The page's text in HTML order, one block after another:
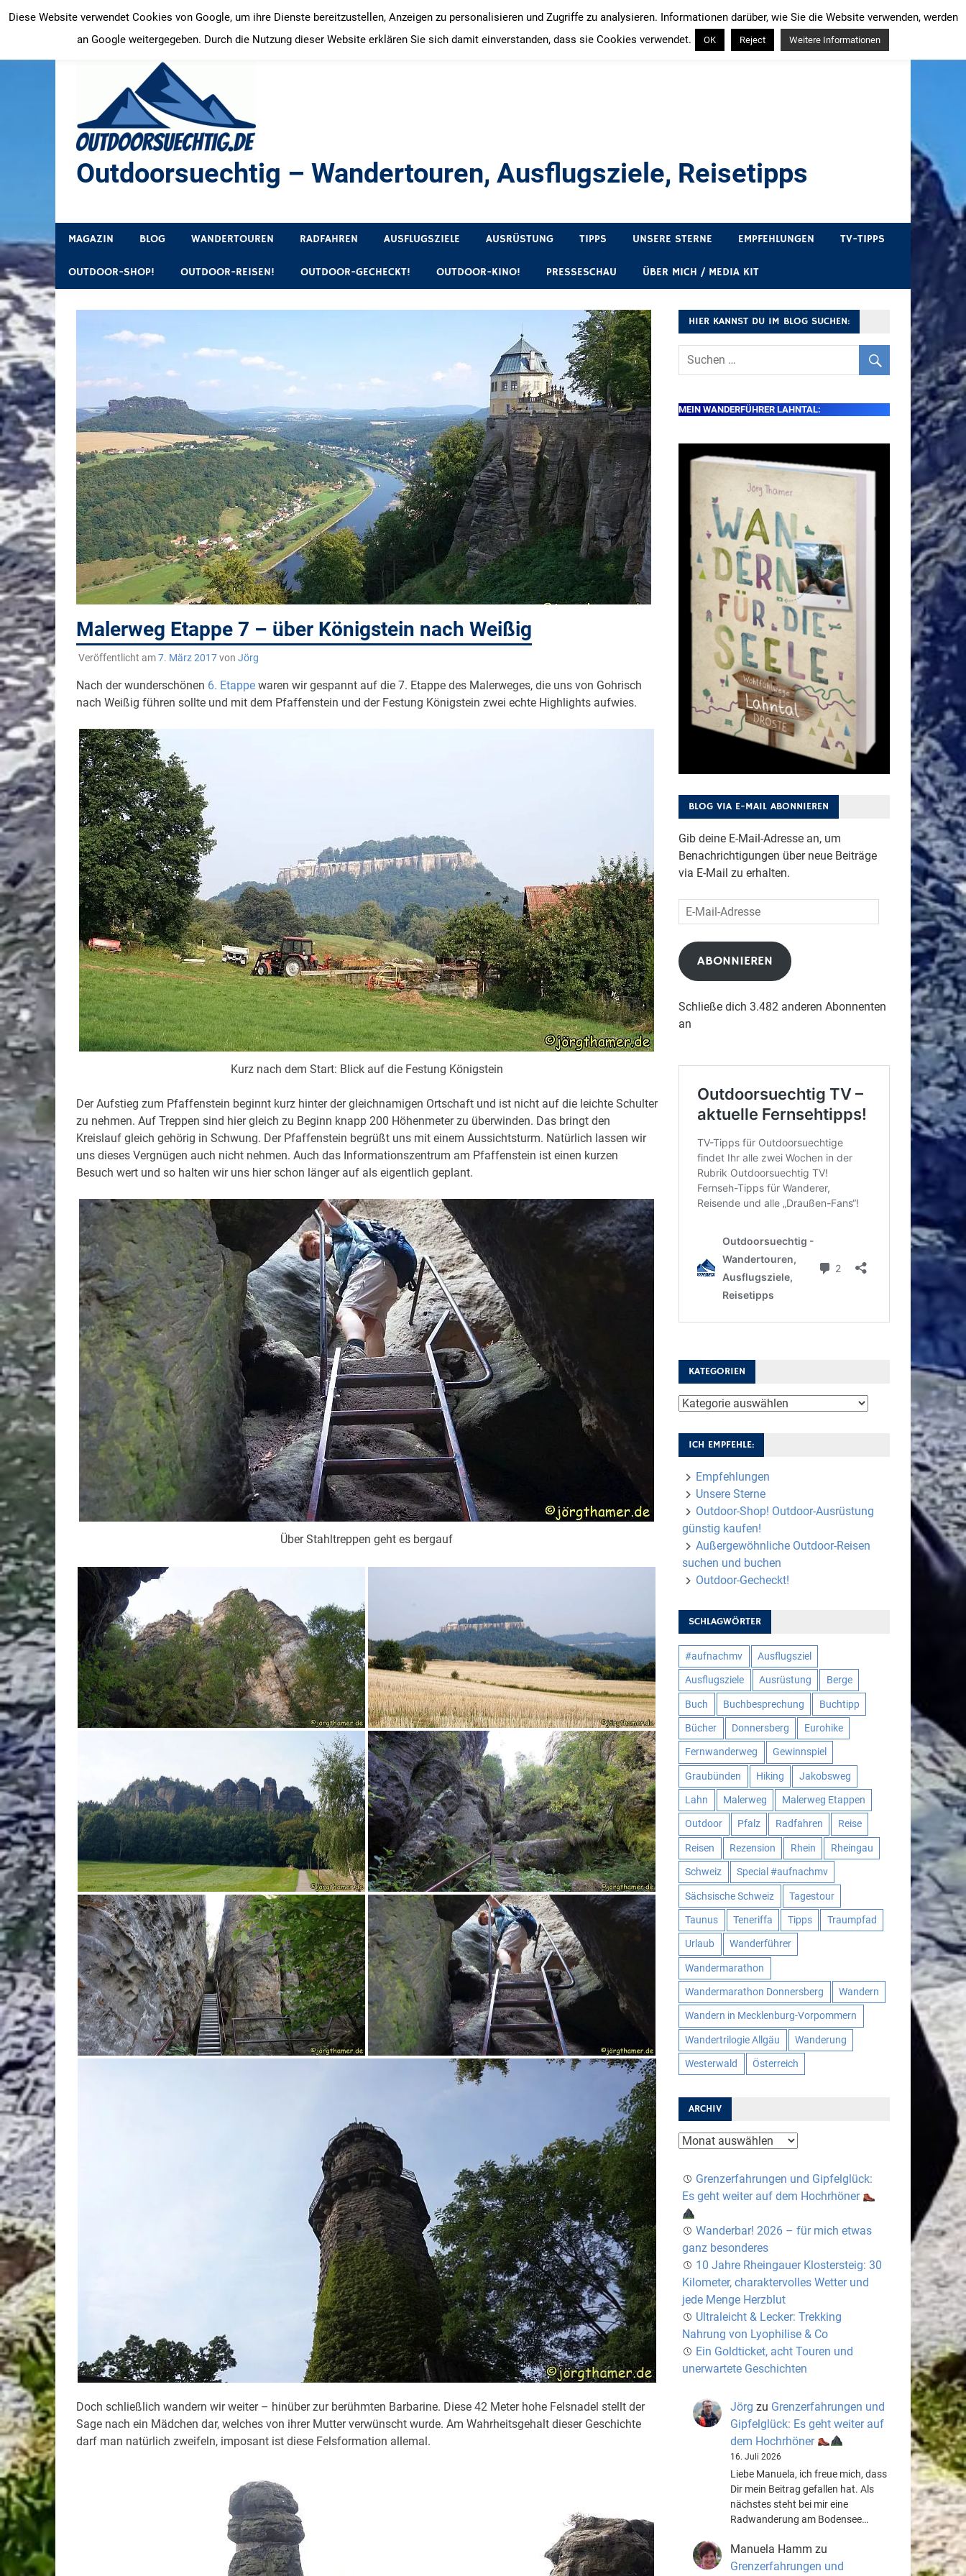
Inhalt
springen
Outdoorsuechtig – Wandertouren, Ausflugsziele, Reisetipps
MAGAZIN BLOG WANDERTOUREN RADFAHREN AUSFLUGSZIELE AUSRÜSTUNG TIPPS UNSERE STERNE EMPFEHLUNGEN TV-TIPPS
OUTDOOR-SHOP! OUTDOOR-REISEN! OUTDOOR-GECHECKT! OUTDOOR-KINO! PRESSESCHAU ÜBER MICH / MEDIA KIT
Malerweg Etappe 7 – über Königstein nach Weißig
Veröffentlicht am7. März 2017von Jörg
Nach der wunderschönen 6. Etappewaren wir gespannt auf die 7. Etappe des Malerweges, die uns von Gohrisch
nach Weißig führen sollte und mit dem Pfaffenstein und der Festung Königstein zwei echte Highlights aufwies.
Kurz nach dem Start: Blick auf die Festung Königstein
Der Aufstieg zum Pfaffenstein beginnt kurz hinter der gleichnamigen Ortschaft und ist nicht auf die leichte Schulter
zu nehmen. Auf Treppen sind hier gleich zu Beginn knapp 200 Höhenmeter zu überwinden. Das bringt den
Kreislauf gleich gehörig in Schwung. Der Pfaffenstein begrüßt uns mit einem Aussichtsturm. Natürlich lassen wir
uns dieses Vergnügen auch nicht nehmen. Auch das Informationszentrum am Pfaffenstein ist einen kurzen
Besuch wert und so halten wir uns hier schon länger auf als eigentlich geplant.
Über Stahltreppen geht es bergauf
Doch schließlich wandern wir weiter – hinüber zur berühmten Barbarine. Diese 42 Meter hohe Felsnadel stellt der
Sage nach ein Mädchen dar, welches von ihrer Mutter verwünscht wurde. Am Wahrheitsgehalt dieser Geschichte
darf man natürlich zweifeln, imposant ist diese Felsformation allemal.
HIER KANNST DU IM BLOG SUCHEN:
MEIN WANDERFÜHRER LAHNTAL:
BLOG VIA E-MAIL ABONNIEREN
Gib deine E-Mail-Adresse an, um
Benachrichtigungen über neue Beiträge
via E-Mail zu erhalten.
E-
Mail-
Adresse
ABONNIEREN
Schließe dich 3.482 anderen Abonnenten
an
KATEGORIEN
Kategorien
ICH EMPFEHLE:
Empfehlungen
Unsere Sterne
Outdoor-Shop! Outdoor-Ausrüstung
günstig kaufen!
Außergewöhnliche Outdoor-Reisen
suchen und buchen
Outdoor-Gecheckt!
SCHLAGWÖRTER
#aufnachmv Ausflugsziel
Ausflugsziele Ausrüstung Berge
Buch Buchbesprechung Buchtipp
Bücher Donnersberg Eurohike
Fernwanderweg Gewinnspiel
Graubünden Hiking Jakobsweg
Lahn Malerweg Malerweg Etappen
Outdoor Pfalz Radfahren Reise
Reisen Rezension Rhein Rheingau
Schweiz Special #aufnachmv
Sächsische Schweiz Tagestour
Taunus Teneriffa Tipps Traumpfad
Urlaub Wanderführer
Wandermarathon
Wandermarathon Donnersberg Wandern
Wandern in Mecklenburg-Vorpommern
Wandertrilogie Allgäu Wanderung
Westerwald Österreich
ARCHIV
Archiv
Grenzerfahrungen und Gipfelglück:
Es geht weiter auf dem Hochrhöner
Wanderbar! 2026 – für mich etwas
ganz besonderes
10 Jahre Rheingauer Klostersteig: 30
Kilometer, charaktervolles Wetter und
jede Menge Herzblut
Ultraleicht & Lecker: Trekking
Nahrung von Lyophilise & Co
Ein Goldticket, acht Touren und
unerwartete Geschichten
Jörg zu Grenzerfahrungen und
Gipfelglück: Es geht weiter auf
dem Hochrhöner
16. Juli 2026
Liebe Manuela, ich freue mich, dass
Dir mein Beitrag gefallen hat. Als
nächstes steht bei mir eine
Radwanderung am Bodensee…
Manuela Hamm zu
Grenzerfahrungen und
Diese Website verwendet Cookies von Google, um ihre Dienste bereitzustellen, Anzeigen zu personalisieren und Zugriffe zu analysieren. Informationen darüber, wie Sie die Website verwenden, werden
an Google weitergegeben. Durch die Nutzung dieser Website erklären Sie sich damit einverstanden, dass sie Cookies verwendet.
OK Reject Weitere Informationen